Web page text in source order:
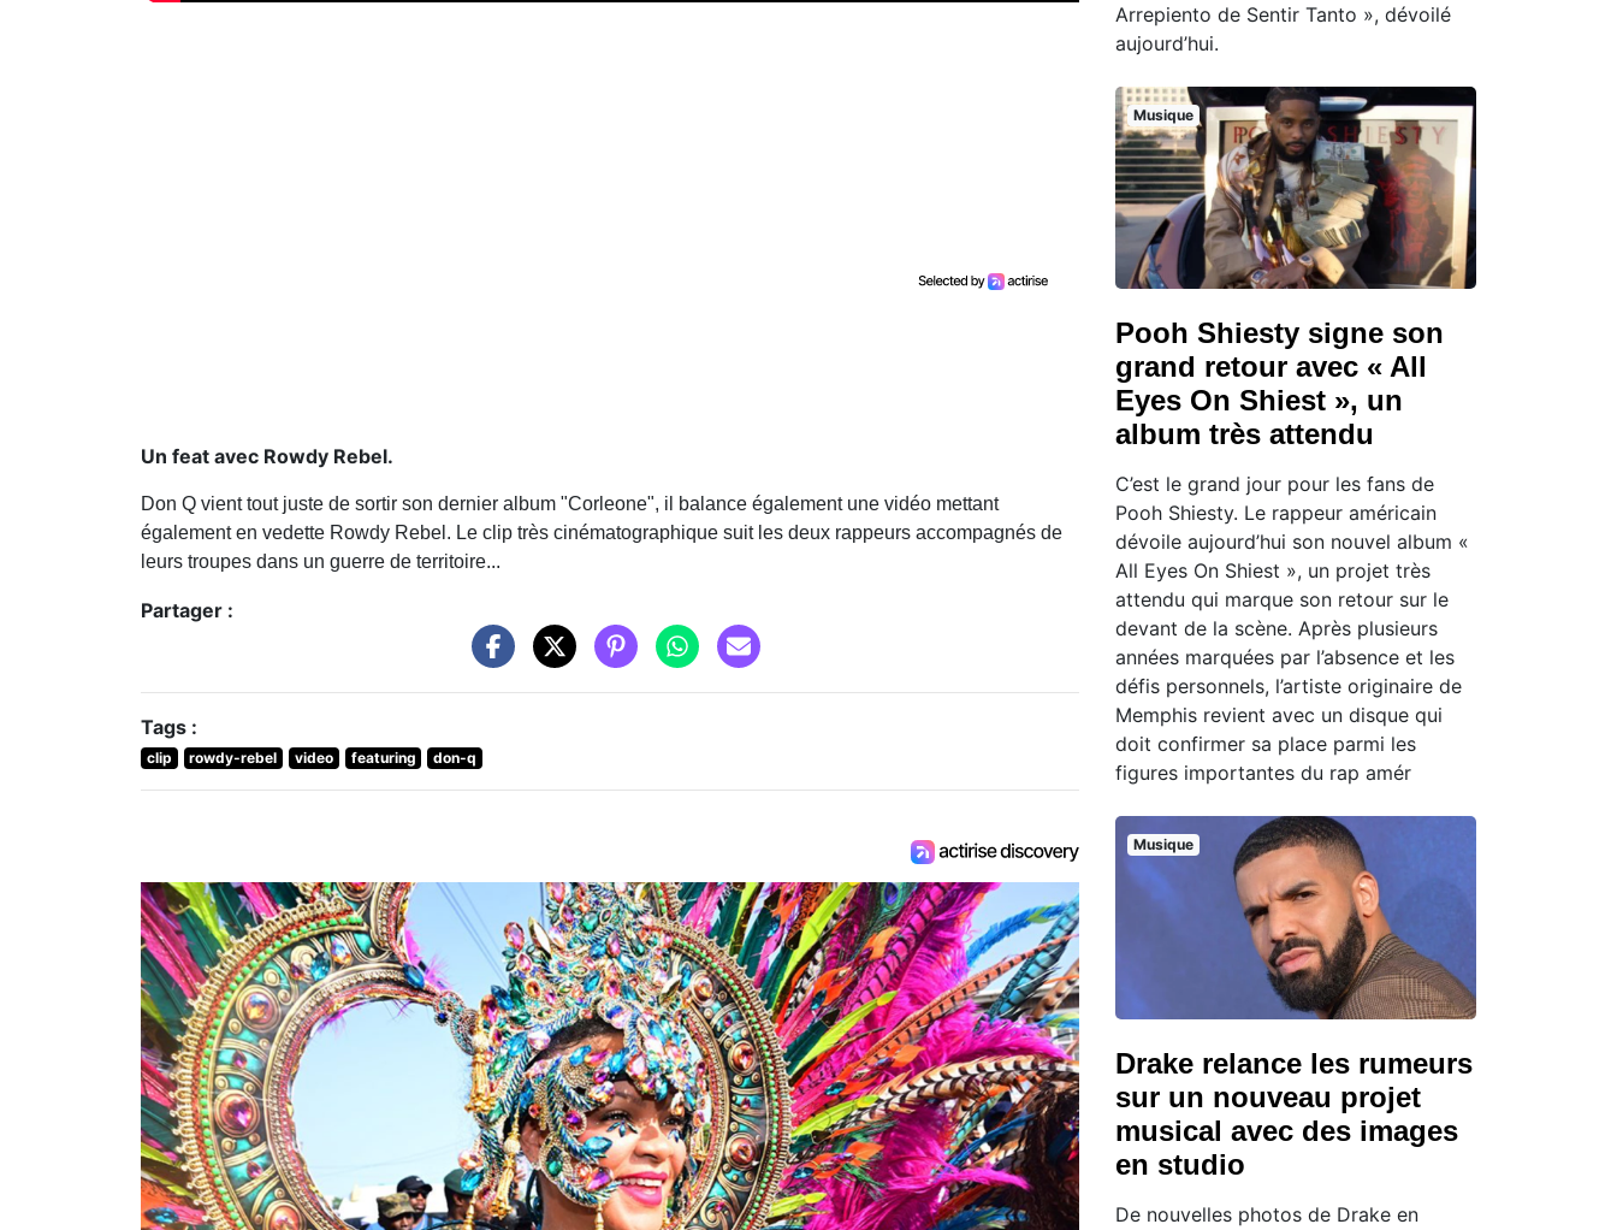
Un feat avec Rowdy Rebel.
Don Q vient tout juste de sortir son dernier album "Corleone", il balance également une vidéo mettant
également en vedette Rowdy Rebel. Le clip très cinématographique suit les deux rappeurs accompagnés de
leurs troupes dans un guerre de territoire...
Partager :
Tags :
clip rowdy-rebel video featuring don-q
Arrepiento de Sentir Tanto », dévoilé
aujourd’hui.
Musique
Pooh Shiesty signe son
grand retour avec « All
Eyes On Shiest », un
album très attendu
C’est le grand jour pour les fans de
Pooh Shiesty. Le rappeur américain
dévoile aujourd’hui son nouvel album «
All Eyes On Shiest », un projet très
attendu qui marque son retour sur le
devant de la scène. Après plusieurs
années marquées par l’absence et les
défis personnels, l’artiste originaire de
Memphis revient avec un disque qui
doit confirmer sa place parmi les
figures importantes du rap amér
Musique
Drake relance les rumeurs
sur un nouveau projet
musical avec des images
en studio
De nouvelles photos de Drake en